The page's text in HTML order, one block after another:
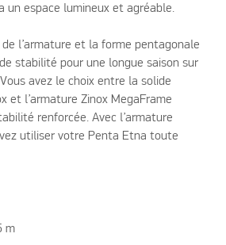
un espace lumineux et agréable.
l’armature et la forme pentagonale
stabilité pour une longue saison sur
avez le choix entre la solide
et l’armature Zinox MegaFrame
renforcée. Avec l’armature
utiliser votre Penta Etna toute
m